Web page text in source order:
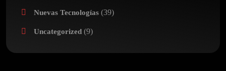
Nuevas Tecnologías (39)
Uncategorized (9)